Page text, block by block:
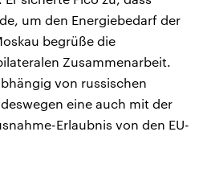
um den Energiebedarf der
begrüße die
Zusammenarbeit.
von russischen
eine auch mit der
Erlaubnis von den EU-